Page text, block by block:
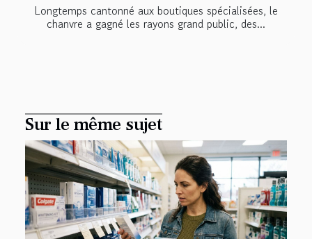
Longtemps cantonné aux boutiques spécialisées, le
chanvre a gagné les rayons grand public, des...
Sur le même sujet